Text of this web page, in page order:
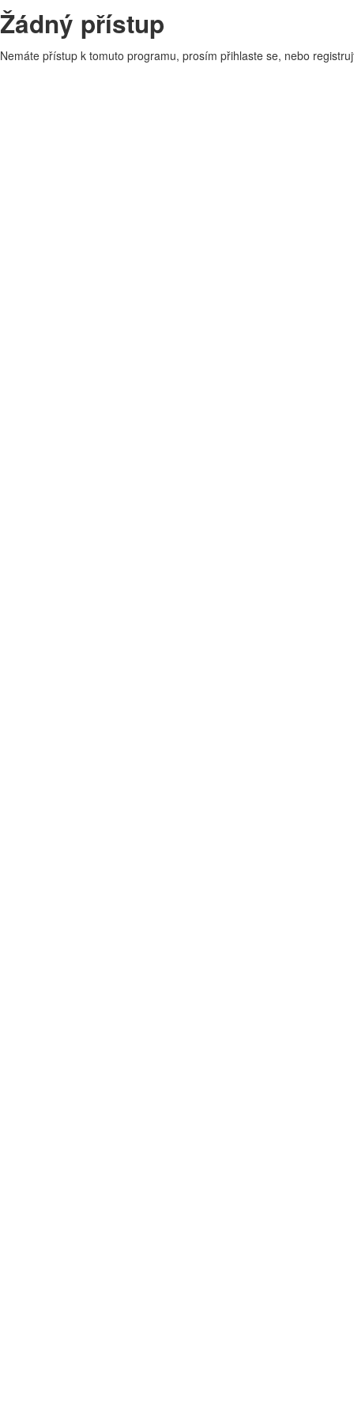
Žádný přístup
Nemáte přístup k tomuto programu, prosím přihlaste se, nebo